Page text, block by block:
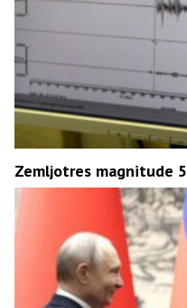
Zemljotres magnitude